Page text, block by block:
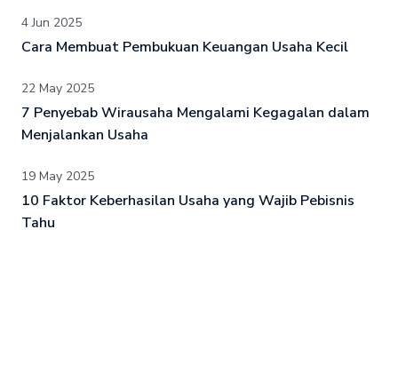
4 Jun 2025
Cara Membuat Pembukuan Keuangan Usaha Kecil
22 May 2025
7 Penyebab Wirausaha Mengalami Kegagalan dalam
Menjalankan Usaha
19 May 2025
10 Faktor Keberhasilan Usaha yang Wajib Pebisnis
Tahu